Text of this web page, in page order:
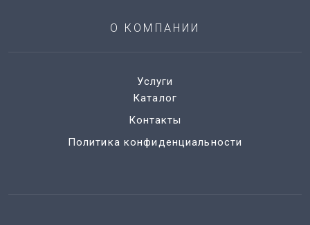
О КОМПАНИИ
Услуги
Каталог
Контакты
Политика конфиденциальности